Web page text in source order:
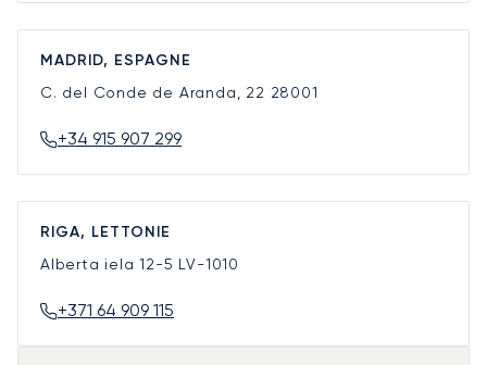
MADRID, ESPAGNE
C. del Conde de Aranda, 22 28001
+34 915 907 299
RIGA, LETTONIE
Alberta iela 12-5 LV-1010
+371 64 909 115